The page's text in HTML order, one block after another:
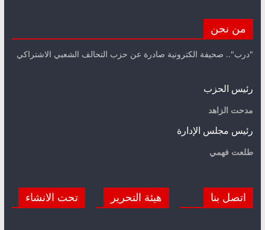
من نحن
"درب".. صحيفة الكترونية صادرة عن حزب التحالف الشعبي الاشتراكي
رئيس الحزب
مدحت الزاهد
رئيس مجلس الإدارة
طلعت فهمي
اتصل بنا هيئة التحرير تحت الانشاء